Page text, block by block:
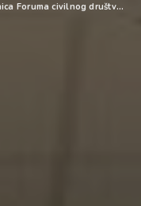
civilnog društva o drogama (CSFD), Brisel